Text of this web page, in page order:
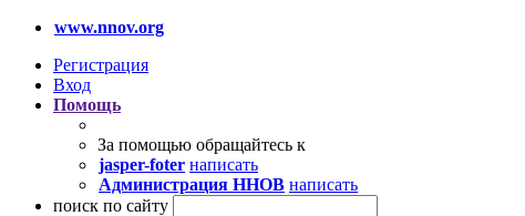
www.nnov.org
Регистрация
Вход
Помощь
За помощью обращайтесь к
jasper-foter написать
Администрация ННОВ написать
поиск по сайту